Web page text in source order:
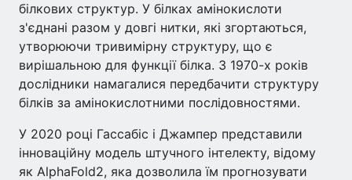
білкових структур. У білках амінокислоти
з'єднані разом у довгі нитки, які згортаються,
утворюючи тривимірну структуру, що є
вирішальною для функції білка. З 1970-х років
дослідники намагалися передбачити структуру
білків за амінокислотними послідовностями.
У 2020 році Гассабіс і Джампер представили
інноваційну модель штучного інтелекту, відому
як AlphaFold2, яка дозволила їм прогнозувати